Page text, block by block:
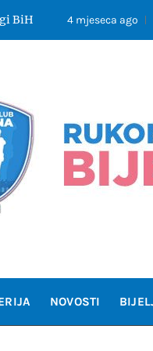
4 mjeseca ago Stevanović
NOVOSTI